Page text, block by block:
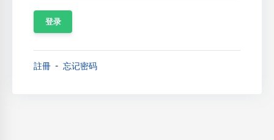
註冊 忘记密码